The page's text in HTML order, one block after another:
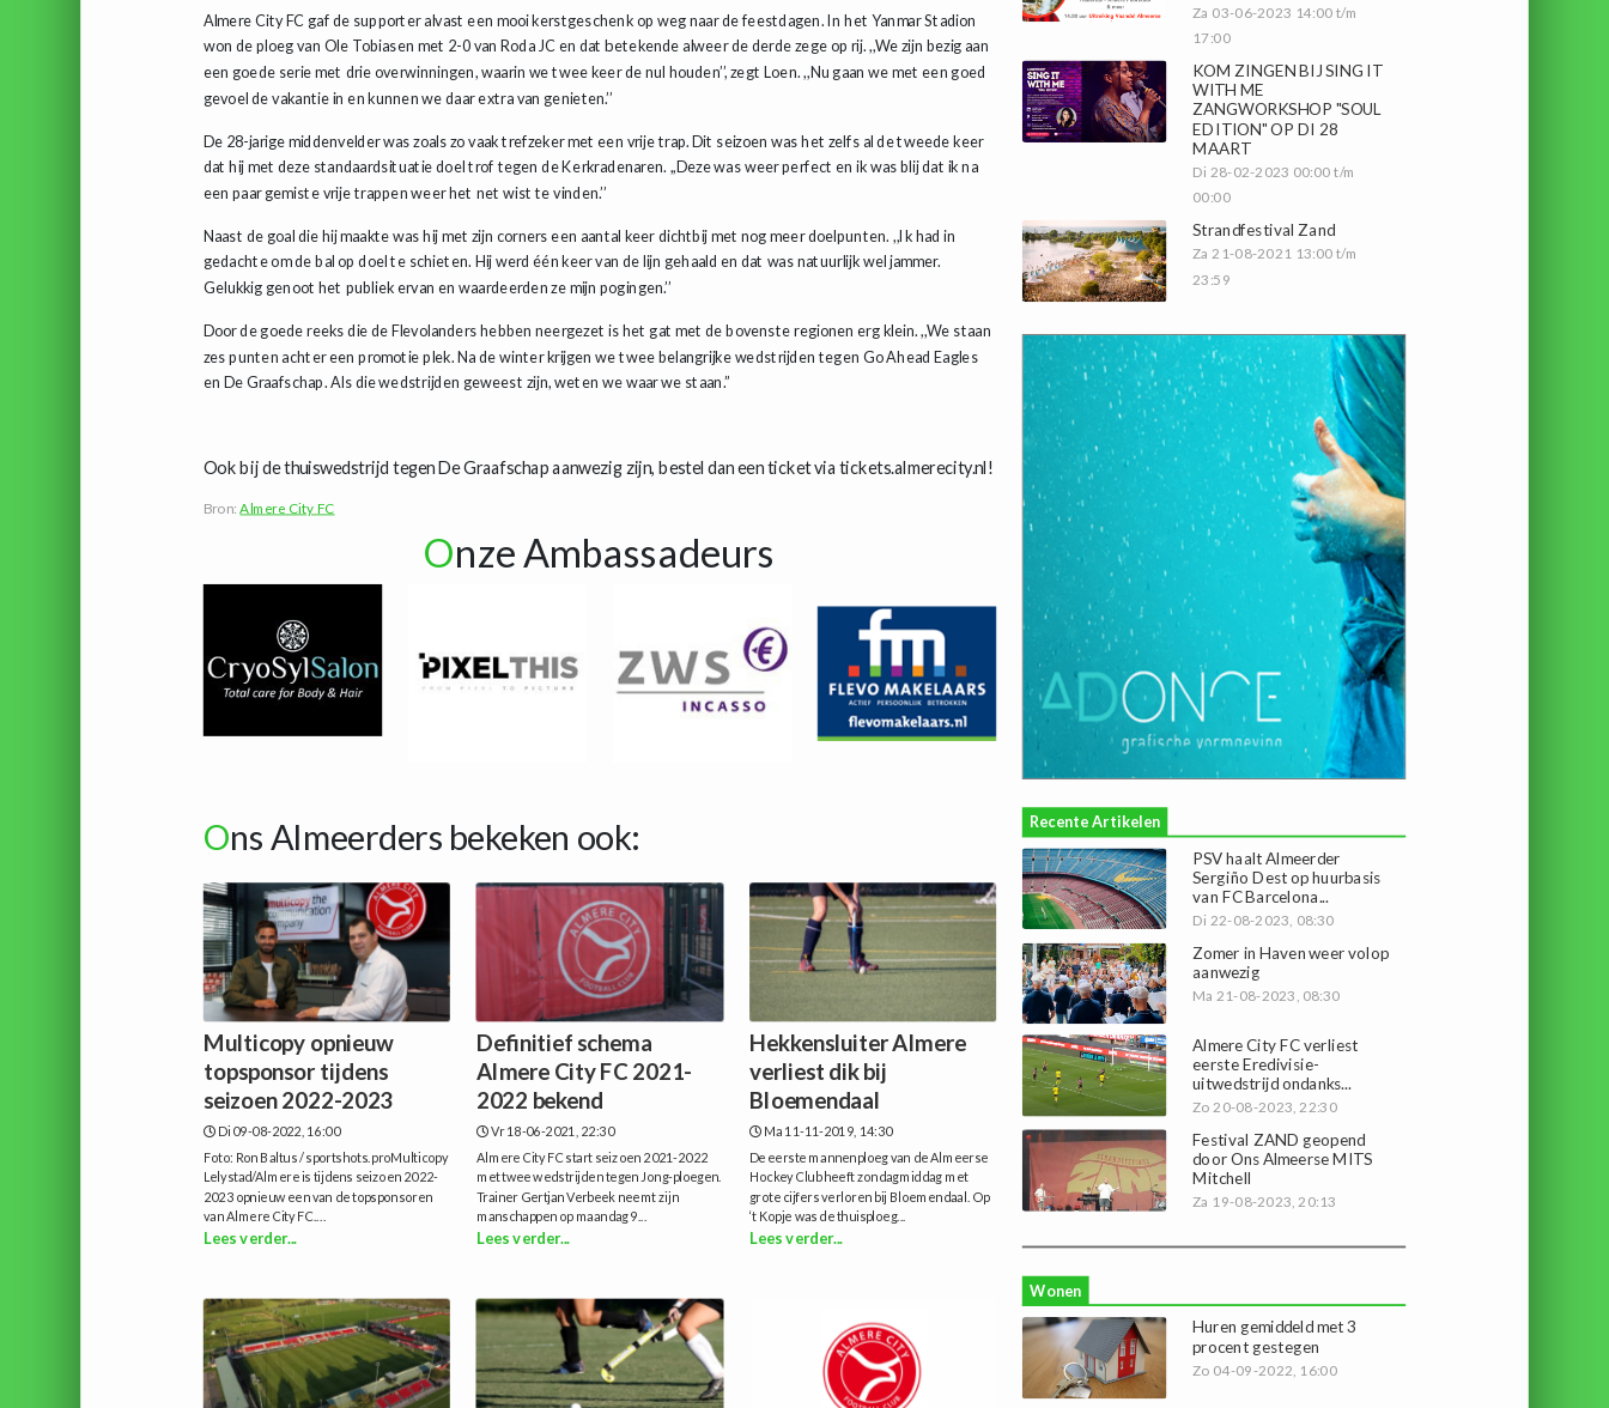
Almere City FC gaf de supporter alvast een mooi kerstgeschenk op weg naar de feestdagen. In het Yanmar Stadion
won de ploeg van Ole Tobiasen met 2-0 van Roda JC en dat betekende alweer de derde zege op rij. ,,We zijn bezig aan
een goede serie met drie overwinningen, waarin we twee keer de nul houden’’, zegt Loen. ,,Nu gaan we met een goed
gevoel de vakantie in en kunnen we daar extra van genieten.’’
De 28-jarige middenvelder was zoals zo vaak trefzeker met een vrije trap. Dit seizoen was het zelfs al de tweede keer
dat hij met deze standaardsituatie doel trof tegen de Kerkradenaren. ,,Deze was weer perfect en ik was blij dat ik na
een paar gemiste vrije trappen weer het net wist te vinden.’’
Naast de goal die hij maakte was hij met zijn corners een aantal keer dichtbij met nog meer doelpunten. ,,Ik had in
gedachte om de bal op doel te schieten. Hij werd één keer van de lijn gehaald en dat was natuurlijk wel jammer.
Gelukkig genoot het publiek ervan en waardeerden ze mijn pogingen.’’
Door de goede reeks die de Flevolanders hebben neergezet is het gat met de bovenste regionen erg klein. ,,We staan
zes punten achter een promotie plek. Na de winter krijgen we twee belangrijke wedstrijden tegen Go Ahead Eagles
en De Graafschap. Als die wedstrijden geweest zijn, weten we waar we staan.’’
Ook bij de thuiswedstrijd tegen De Graafschap aanwezig zijn, bestel dan een ticket via tickets.almerecity.nl!
Bron:Almere City FC
Onze Ambassadeurs
Ons Almeerders bekeken ook:
Multicopy opnieuw
topsponsor tijdens
seizoen 2022-2023
Di 09-08-2022, 16:00
Foto: Ron Baltus / sportshots.proMulticopy
Lelystad/Almere is tijdens seizoen 2022-
2023 opnieuw een van de topsponsoren
van Almere City FC....
Lees verder...
Definitief schema
Almere City FC 2021-
2022 bekend
Vr 18-06-2021, 22:30
Almere City FC start seizoen 2021-2022
met twee wedstrijden tegen Jong-ploegen.
Trainer Gertjan Verbeek neemt zijn
manschappen op maandag 9...
Lees verder...
Hekkensluiter Almere
verliest dik bij
Bloemendaal
Ma 11-11-2019, 14:30
De eerste mannenploeg van de Almeerse
Hockey Club heeft zondagmiddag met
grote cijfers verloren bij Bloemendaal. Op
‘t Kopje was de thuisploeg...
Lees verder...
Za 03-06-2023 14:00 t/m
17:00
KOM ZINGEN BIJ SING IT
WITH ME
ZANGWORKSHOP "SOUL
EDITION" OP DI 28
MAART
Di 28-02-2023 00:00 t/m
00:00
Strandfestival Zand
Za 21-08-2021 13:00 t/m
23:59
Recente Artikelen
PSV haalt Almeerder
Sergiño Dest op huurbasis
van FC Barcelona...
Di 22-08-2023, 08:30
Zomer in Haven weer volop
aanwezig
Ma 21-08-2023, 08:30
Almere City FC verliest
eerste Eredivisie-
uitwedstrijd ondanks...
Zo 20-08-2023, 22:30
Festival ZAND geopend
door Ons Almeerse MITS
Mitchell
Za 19-08-2023, 20:13
Wonen
Huren gemiddeld met 3
procent gestegen
Zo 04-09-2022, 16:00